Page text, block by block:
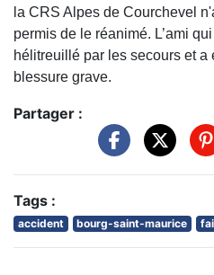
la CRS Alpes de Courchevel
permis de le réanimé. L’ami
hélitreuillé par les secours et a
blessure grave.
Partager :
Tags :
accident bourg-saint-maurice